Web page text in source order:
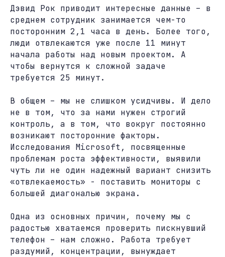
Дэвид Рок приводит интересные данные – в
среднем сотрудник занимается чем-то
посторонним 2,1 часа в день. Более того,
люди отвлекаются уже после 11 минут
начала работы над новым проектом. А
чтобы вернутся к сложной задаче
требуется 25 минут.
В общем – мы не слишком усидчивы. И дело
не в том, что за нами нужен строгий
контроль, а в том, что вокруг постоянно
возникают посторонние факторы.
Исследования Microsoft, посвященные
проблемам роста эффективности, выявили
чуть ли не один надежный вариант снизить
«отвлекаемость» - поставить мониторы с
большей диагональю экрана.
Одна из основных причин, почему мы с
радостью хватаемся проверить пискнувший
телефон – нам сложно. Работа требует
раздумий, концентрации, вынуждает